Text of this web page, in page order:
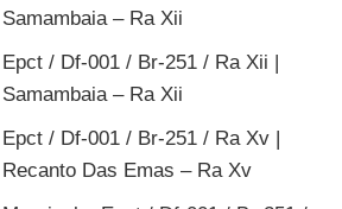
Samambaia – Ra Xii
Epct / Df-001 / Br-251 / Ra Xii |
Samambaia – Ra Xii
Epct / Df-001 / Br-251 / Ra Xv |
Recanto Das Emas – Ra Xv